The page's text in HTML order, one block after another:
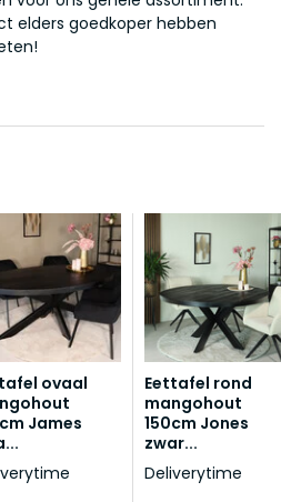
elders goedkoper hebben
ovaal
James
Eettafel rond
mangohout
150cm Jones
zwar...
Deliverytime